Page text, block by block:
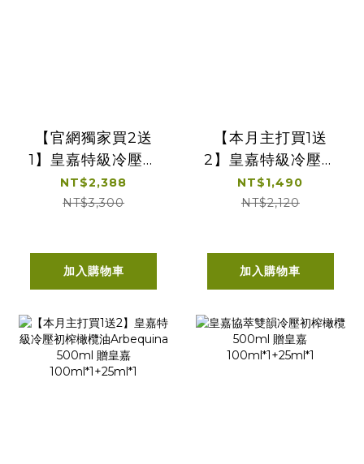
【官網獨家買2送
1】皇嘉特級冷壓初
榨橄欖油500ml任
選2入贈100ml*1
NT$2,388
NT$3,300
加入購物車
【本月主打買1送
2】皇嘉特級冷壓初
榨橄欖油Picual
500ml贈皇嘉
NT$1,490
NT$2,120
加入購物車